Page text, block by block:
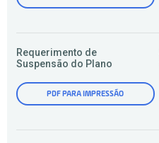
Requerimento de
Suspensão do Plano
PDF PARA IMPRESSÃO